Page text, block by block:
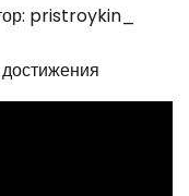
pristroykin_